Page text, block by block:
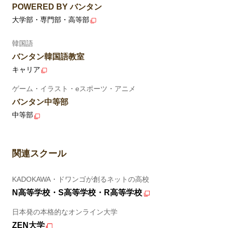
POWERED BY バンタン
大学部・専門部・高等部
韓国語
バンタン韓国語教室
キャリア
ゲーム・イラスト・eスポーツ・アニメ
バンタン中等部
中等部
関連スクール
KADOKAWA・ドワンゴが創るネットの高校
N高等学校・S高等学校・R高等学校
日本発の本格的なオンライン大学
ZEN大学